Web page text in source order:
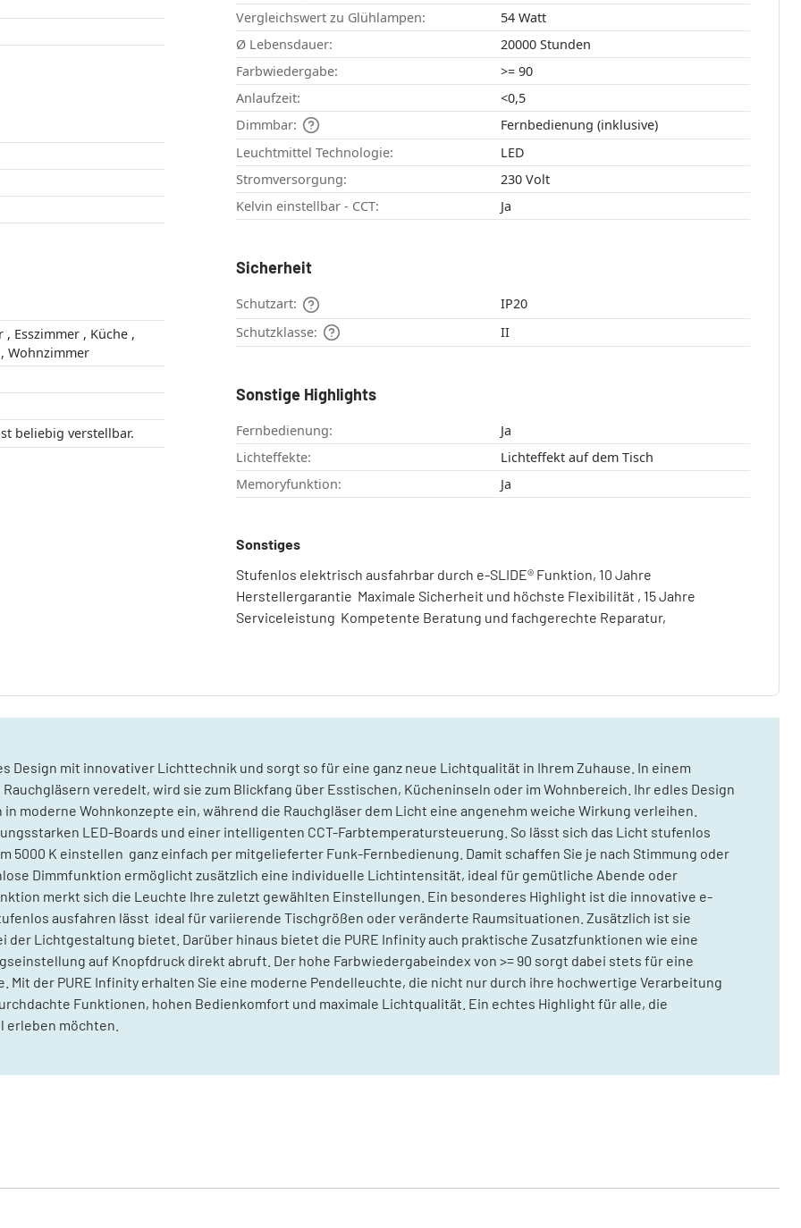
,
Schlafzimmer , Wohnzimmer
ist beliebig verstellbar.
Vergleichswert zu Glühlampen:
54 Watt
Ø Lebensdauer:
20000 Stunden
Farbwiedergabe:
>= 90
Anlaufzeit:
<0,5
Dimmbar:
Fernbedienung (inklusive)
Leuchtmittel Technologie:
LED
Stromversorgung:
230 Volt
Kelvin einstellbar - CCT:
Ja
Sicherheit
Schutzart:
IP20
Schutzklasse:
II
Sonstige Highlights
Fernbedienung:
Ja
Lichteffekte:
Lichteffekt auf dem Tisch
Memoryfunktion:
Ja
Sonstiges
Stufenlos elektrisch ausfahrbar durch e-SLIDE® Funktion, 10 Jahre
Herstellergarantie  Maximale Sicherheit und höchste Flexibilität , 15 Jahre
Serviceleistung  Kompetente Beratung und fachgerechte Reparatur,
Design mit innovativer Lichttechnik und sorgt so für eine ganz neue Lichtqualität in Ihrem Zuhause. In einem
veredelt, wird sie zum Blickfang über Esstischen, Kücheninseln oder im Wohnbereich. Ihr edles Design
moderne Wohnkonzepte ein, während die Rauchgläser dem Licht eine angenehm weiche Wirkung verleihen.
LED-Boards und einer intelligenten CCT-Farbtemperatursteuerung. So lässt sich das Licht stufenlos
K einstellen  ganz einfach per mitgelieferter Funk-Fernbedienung. Damit schaffen Sie je nach Stimmung oder
Dimmfunktion ermöglicht zusätzlich eine individuelle Lichtintensität, ideal für gemütliche Abende oder
merkt sich die Leuchte Ihre zuletzt gewählten Einstellungen. Ein besonderes Highlight ist die innovative e-
ausfahren lässt  ideal für variierende Tischgrößen oder veränderte Raumsituationen. Zusätzlich ist sie
Lichtgestaltung bietet. Darüber hinaus bietet die PURE Infinity auch praktische Zusatzfunktionen wie eine
auf Knopfdruck direkt abruft. Der hohe Farbwiedergabeindex von >= 90 sorgt dabei stets für eine
der PURE Infinity erhalten Sie eine moderne Pendelleuchte, die nicht nur durch ihre hochwertige Verarbeitung
Funktionen, hohen Bedienkomfort und maximale Lichtqualität. Ein echtes Highlight für alle, die
möchten.